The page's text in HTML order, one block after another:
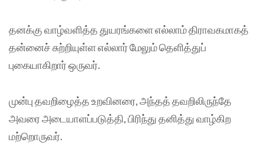
தனக்கு வாழ்வளித்த துயரங்களை எல்லாம் திராவகமாகத்
தன்னைச் சுற்றியுள்ள எல்லார் மேலும் தெளித்துப்
புகையாகிறார் ஒருவர்.
முன்பு தவறிழைத்த உறவினரை, அந்தத் தவறிலிருந்தே
அவரை அடையாளப்படுத்தி, பிரிந்து தனித்து வாழ்கிற
மற்றொருவர்.